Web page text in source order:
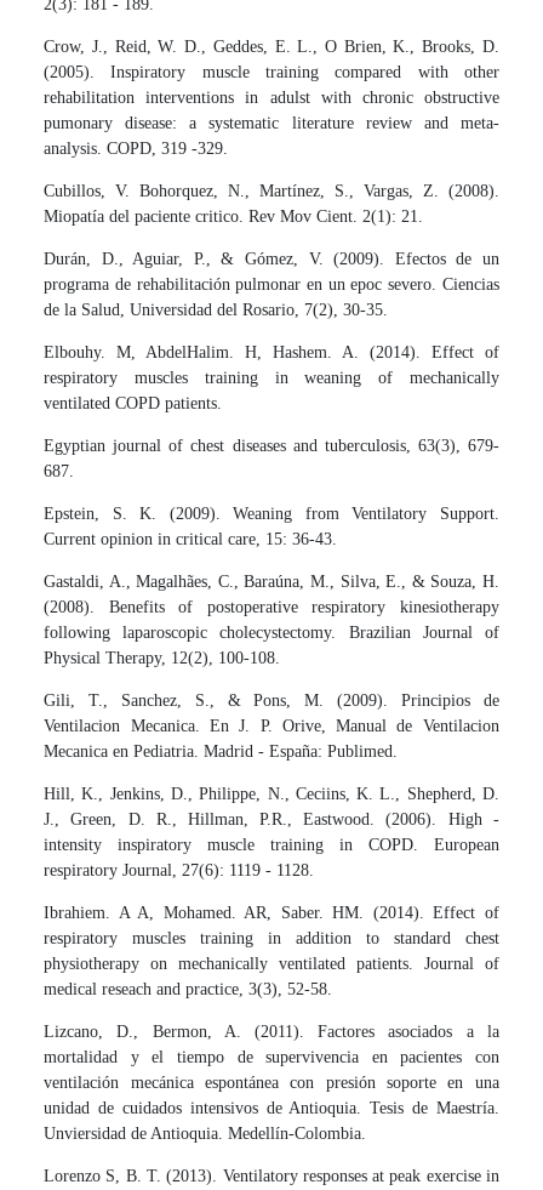
2(3): 181 - 189.
Crow, J., Reid, W. D., Geddes, E. L., O Brien, K., Brooks, D.
(2005). Inspiratory muscle training compared with other
rehabilitation interventions in adulst with chronic obstructive
pumonary disease: a systematic literature review and meta-
analysis. COPD, 319 -329.
Cubillos, V. Bohorquez, N., Martínez, S., Vargas, Z. (2008).
Miopatía del paciente critico. Rev Mov Cient. 2(1): 21.
Durán, D., Aguiar, P., & Gómez, V. (2009). Efectos de un
programa de rehabilitación pulmonar en un epoc severo. Ciencias
de la Salud, Universidad del Rosario, 7(2), 30-35.
Elbouhy. M, AbdelHalim. H, Hashem. A. (2014). Effect of
respiratory muscles training in weaning of mechanically
ventilated COPD patients.
Egyptian journal of chest diseases and tuberculosis, 63(3), 679-
687.
Epstein, S. K. (2009). Weaning from Ventilatory Support.
Current opinion in critical care, 15: 36-43.
Gastaldi, A., Magalhães, C., Baraúna, M., Silva, E., & Souza, H.
(2008). Benefits of postoperative respiratory kinesiotherapy
following laparoscopic cholecystectomy. Brazilian Journal of
Physical Therapy, 12(2), 100-108.
Gili, T., Sanchez, S., & Pons, M. (2009). Principios de
Ventilacion Mecanica. En J. P. Orive, Manual de Ventilacion
Mecanica en Pediatria. Madrid - España: Publimed.
Hill, K., Jenkins, D., Philippe, N., Ceciins, K. L., Shepherd, D.
J., Green, D. R., Hillman, P.R., Eastwood. (2006). High -
intensity inspiratory muscle training in COPD. European
respiratory Journal, 27(6): 1119 - 1128.
Ibrahiem. A A, Mohamed. AR, Saber. HM. (2014). Effect of
respiratory muscles training in addition to standard chest
physiotherapy on mechanically ventilated patients. Journal of
medical reseach and practice, 3(3), 52-58.
Lizcano, D., Bermon, A. (2011). Factores asociados a la
mortalidad y el tiempo de supervivencia en pacientes con
ventilación mecánica espontánea con presión soporte en una
unidad de cuidados intensivos de Antioquia. Tesis de Maestría.
Unviersidad de Antioquia. Medellín-Colombia.
Lorenzo S, B. T. (2013). Ventilatory responses at peak exercise in